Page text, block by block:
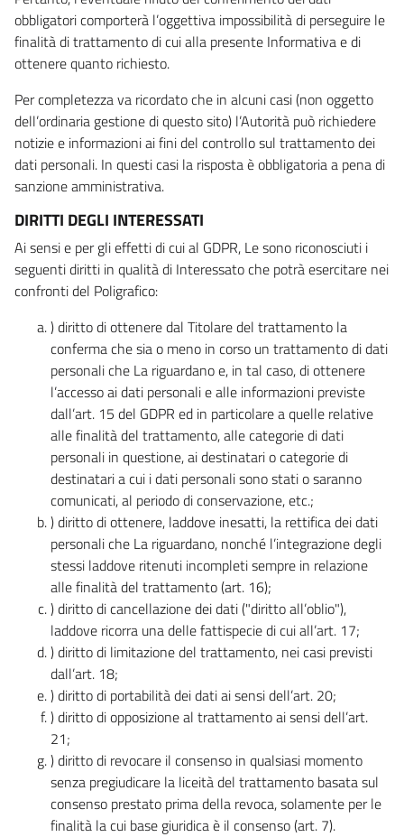
obbligatori comporterà l’oggettiva impossibilità di perseguire le
finalità di trattamento di cui alla presente Informativa e di
ottenere quanto richiesto.
Per completezza va ricordato che in alcuni casi (non oggetto
dell’ordinaria gestione di questo sito) l’Autorità può richiedere
notizie e informazioni ai fini del controllo sul trattamento dei
dati personali. In questi casi la risposta è obbligatoria a pena di
sanzione amministrativa.
DIRITTI DEGLI INTERESSATI
Ai sensi e per gli effetti di cui al GDPR, Le sono riconosciuti i
seguenti diritti in qualità di Interessato che potrà esercitare nei
confronti del Poligrafico:
) diritto di ottenere dal Titolare del trattamento la
conferma che sia o meno in corso un trattamento di dati
personali che La riguardano e, in tal caso, di ottenere
l’accesso ai dati personali e alle informazioni previste
dall’art. 15 del GDPR ed in particolare a quelle relative
alle finalità del trattamento, alle categorie di dati
personali in questione, ai destinatari o categorie di
destinatari a cui i dati personali sono stati o saranno
comunicati, al periodo di conservazione, etc.;
) diritto di ottenere, laddove inesatti, la rettifica dei dati
personali che La riguardano, nonché l’integrazione degli
stessi laddove ritenuti incompleti sempre in relazione
alle finalità del trattamento (art. 16);
) diritto di cancellazione dei dati ("diritto all’oblio"),
laddove ricorra una delle fattispecie di cui all’art. 17;
) diritto di limitazione del trattamento, nei casi previsti
dall’art. 18;
) diritto di portabilità dei dati ai sensi dell’art. 20;
) diritto di opposizione al trattamento ai sensi dell’art.
21;
) diritto di revocare il consenso in qualsiasi momento
senza pregiudicare la liceità del trattamento basata sul
consenso prestato prima della revoca, solamente per le
finalità la cui base giuridica è il consenso (art. 7).